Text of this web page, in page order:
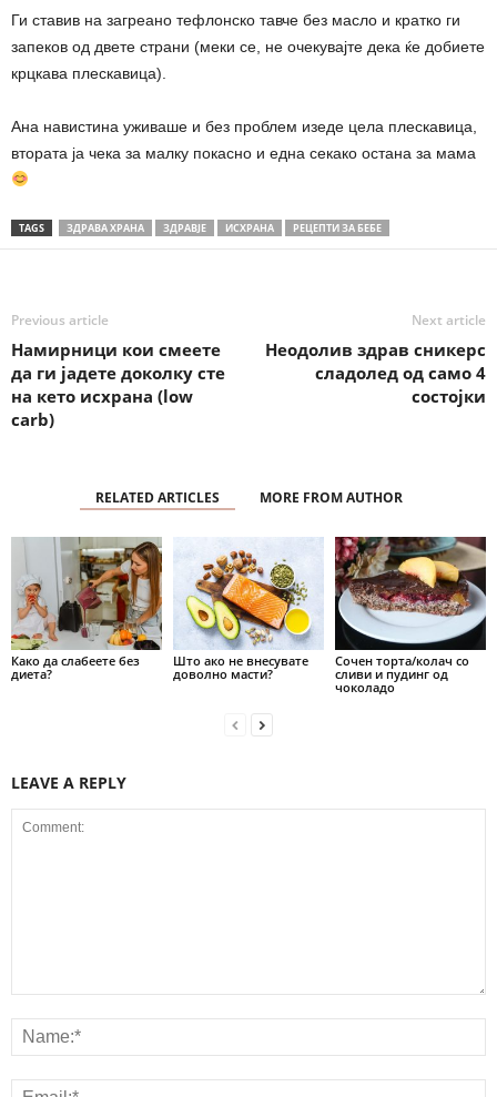
Ги ставив на загреано тефлонско тавче без масло и кратко ги
запеков од двете страни (меки се, не очекувајте дека ќе добиете
крцкава плескавица).
Ана навистина уживаше и без проблем изеде цела плескавица,
втората ја чека за малку покасно и една секако остана за мама
TAGS ЗДРАВА ХРАНА ЗДРАВЈЕ ИСХРАНА РЕЦЕПТИ ЗА БЕБЕ
Previous article
Намирници кои смеете
да ги јадете доколку сте
на кето исхрана (low
carb)
Next article
Неодолив здрав сникерс
сладолед од само 4
состојки
RELATED ARTICLES MORE FROM AUTHOR
Како да слабеете без
диета?
Што ако не внесувате
доволно масти?
Сочен торта/колач со
сливи и пудинг од
чоколадо
LEAVE A REPLY